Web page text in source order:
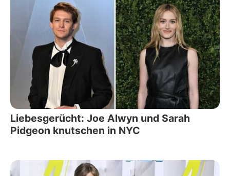
Liebesgerücht: Joe Alwyn und Sarah
Pidgeon knutschen in NYC